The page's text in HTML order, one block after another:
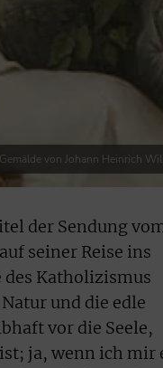
von Johann Heinrich
der Sendung
seiner Reise ins
Katholizismus
und die edle
vor die Seele,
ja, wenn ich mir